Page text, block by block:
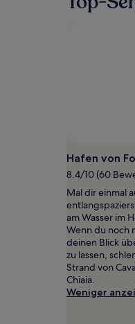
24 Stunden
und
Verfügbarkeiten
können
sich
ändern.
können
zusätzliche
Bedingungen
gelten.
Hafen von
8.4/10 (60
Mal dir einmal
am Wasser im
Wenn du noch
deinen Blick
zu lassen,
Strand von
Chiaia.
Weniger